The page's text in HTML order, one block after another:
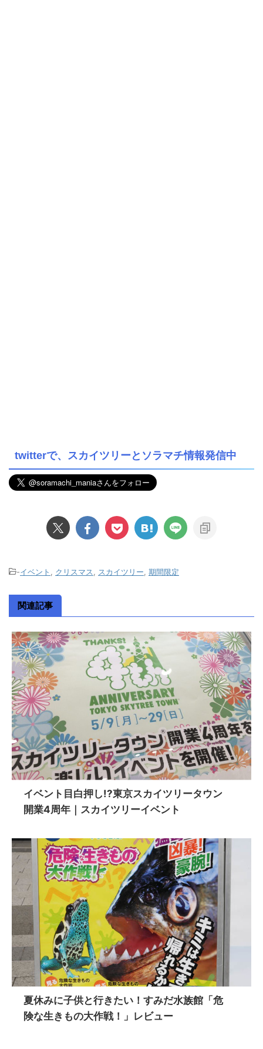
twitterで、スカイツリーとソラマチ情報発信中
-イベント クリスマス スカイツリー 期間限定
関連記事
イベント目白押し!?東京スカイツリータウン
開業4周年｜スカイツリーイベント
夏休みに子供と行きたい！すみだ水族館「危
険な生きもの大作戦！」レビュー